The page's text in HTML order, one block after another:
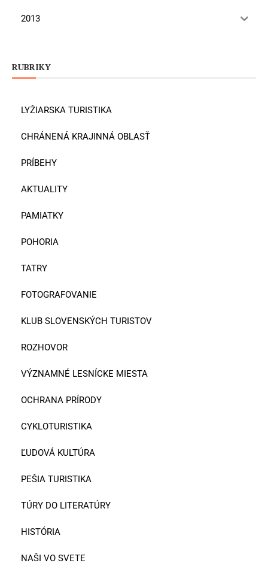
2013
RUBRIKY
LYŽIARSKA TURISTIKA
CHRÁNENÁ KRAJINNÁ OBLASŤ
PRÍBEHY
AKTUALITY
PAMIATKY
POHORIA
TATRY
FOTOGRAFOVANIE
KLUB SLOVENSKÝCH TURISTOV
ROZHOVOR
VÝZNAMNÉ LESNÍCKE MIESTA
OCHRANA PRÍRODY
CYKLOTURISTIKA
ĽUDOVÁ KULTÚRA
PEŠIA TURISTIKA
TÚRY DO LITERATÚRY
HISTÓRIA
NAŠI VO SVETE